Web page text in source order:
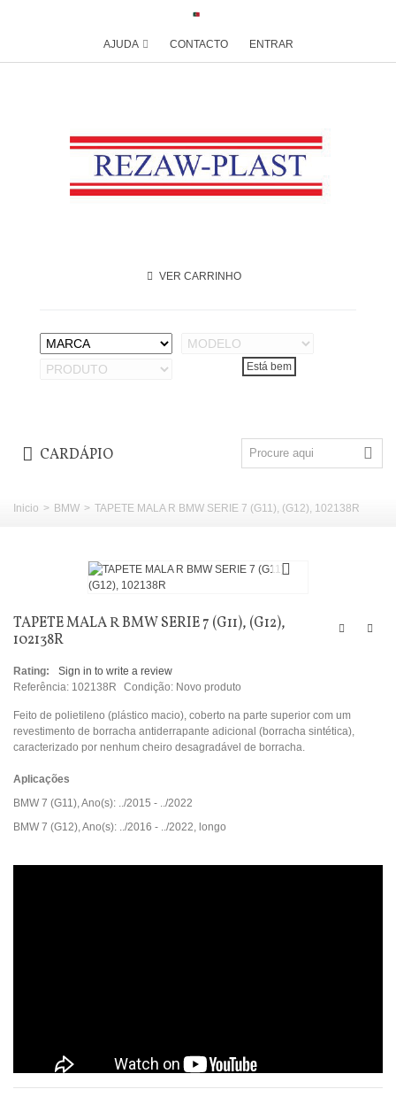
AJUDA CONTACTO ENTRAR
VER CARRINHO
CARDÁPIO
Inicio > BMW > TAPETE MALA R BMW SERIE 7 (G11), (G12), 102138R
TAPETE MALA R BMW SERIE 7 (G11), (G12),
102138R
Rating:
Sign in to write a review
Referência: 102138R Condição: Novo produto
Feito de polietileno (plástico macio), coberto na parte superior com um
revestimento de borracha antiderrapante adicional (borracha sintética),
caracterizado por nenhum cheiro desagradável de borracha.
Aplicações
BMW 7 (G11), Ano(s): ../2015 - ../2022
BMW 7 (G12), Ano(s): ../2016 - ../2022, longo